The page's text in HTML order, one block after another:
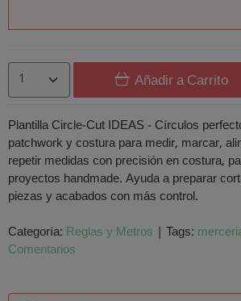
Añadir a Carrito
Plantilla Circle-Cut IDEAS - Círculos
patchwork y costura para medir, marcar,
repetir medidas con precisión en costura,
proyectos handmade. Ayuda a preparar
piezas y acabados con más control.
Categoría: Reglas y Metros | Tags:
Comentarios